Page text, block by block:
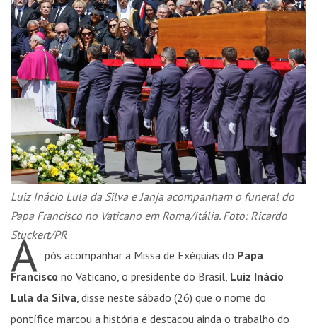
Luiz Inácio Lula da Silva e Janja acompanham o funeral do
Papa Francisco no Vaticano em Roma/Itália. Foto: Ricardo
Stuckert/PR
A pós acompanhar a Missa de Exéquias do Papa
Francisco no Vaticano, o presidente do Brasil, Luiz Inácio
Lula da Silva, disse neste sábado (26) que o nome do
pontífice marcou a história e destacou ainda o trabalho do